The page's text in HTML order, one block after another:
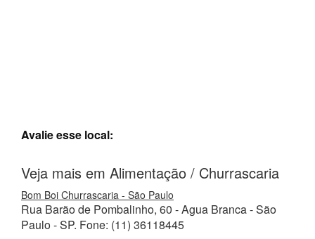
Avalie esse local:
Veja mais em Alimentação / Churrascaria
Bom Boi Churrascaria - São Paulo
Rua Barão de Pombalinho, 60 - Agua Branca - São
Paulo - SP. Fone: (11) 36118445